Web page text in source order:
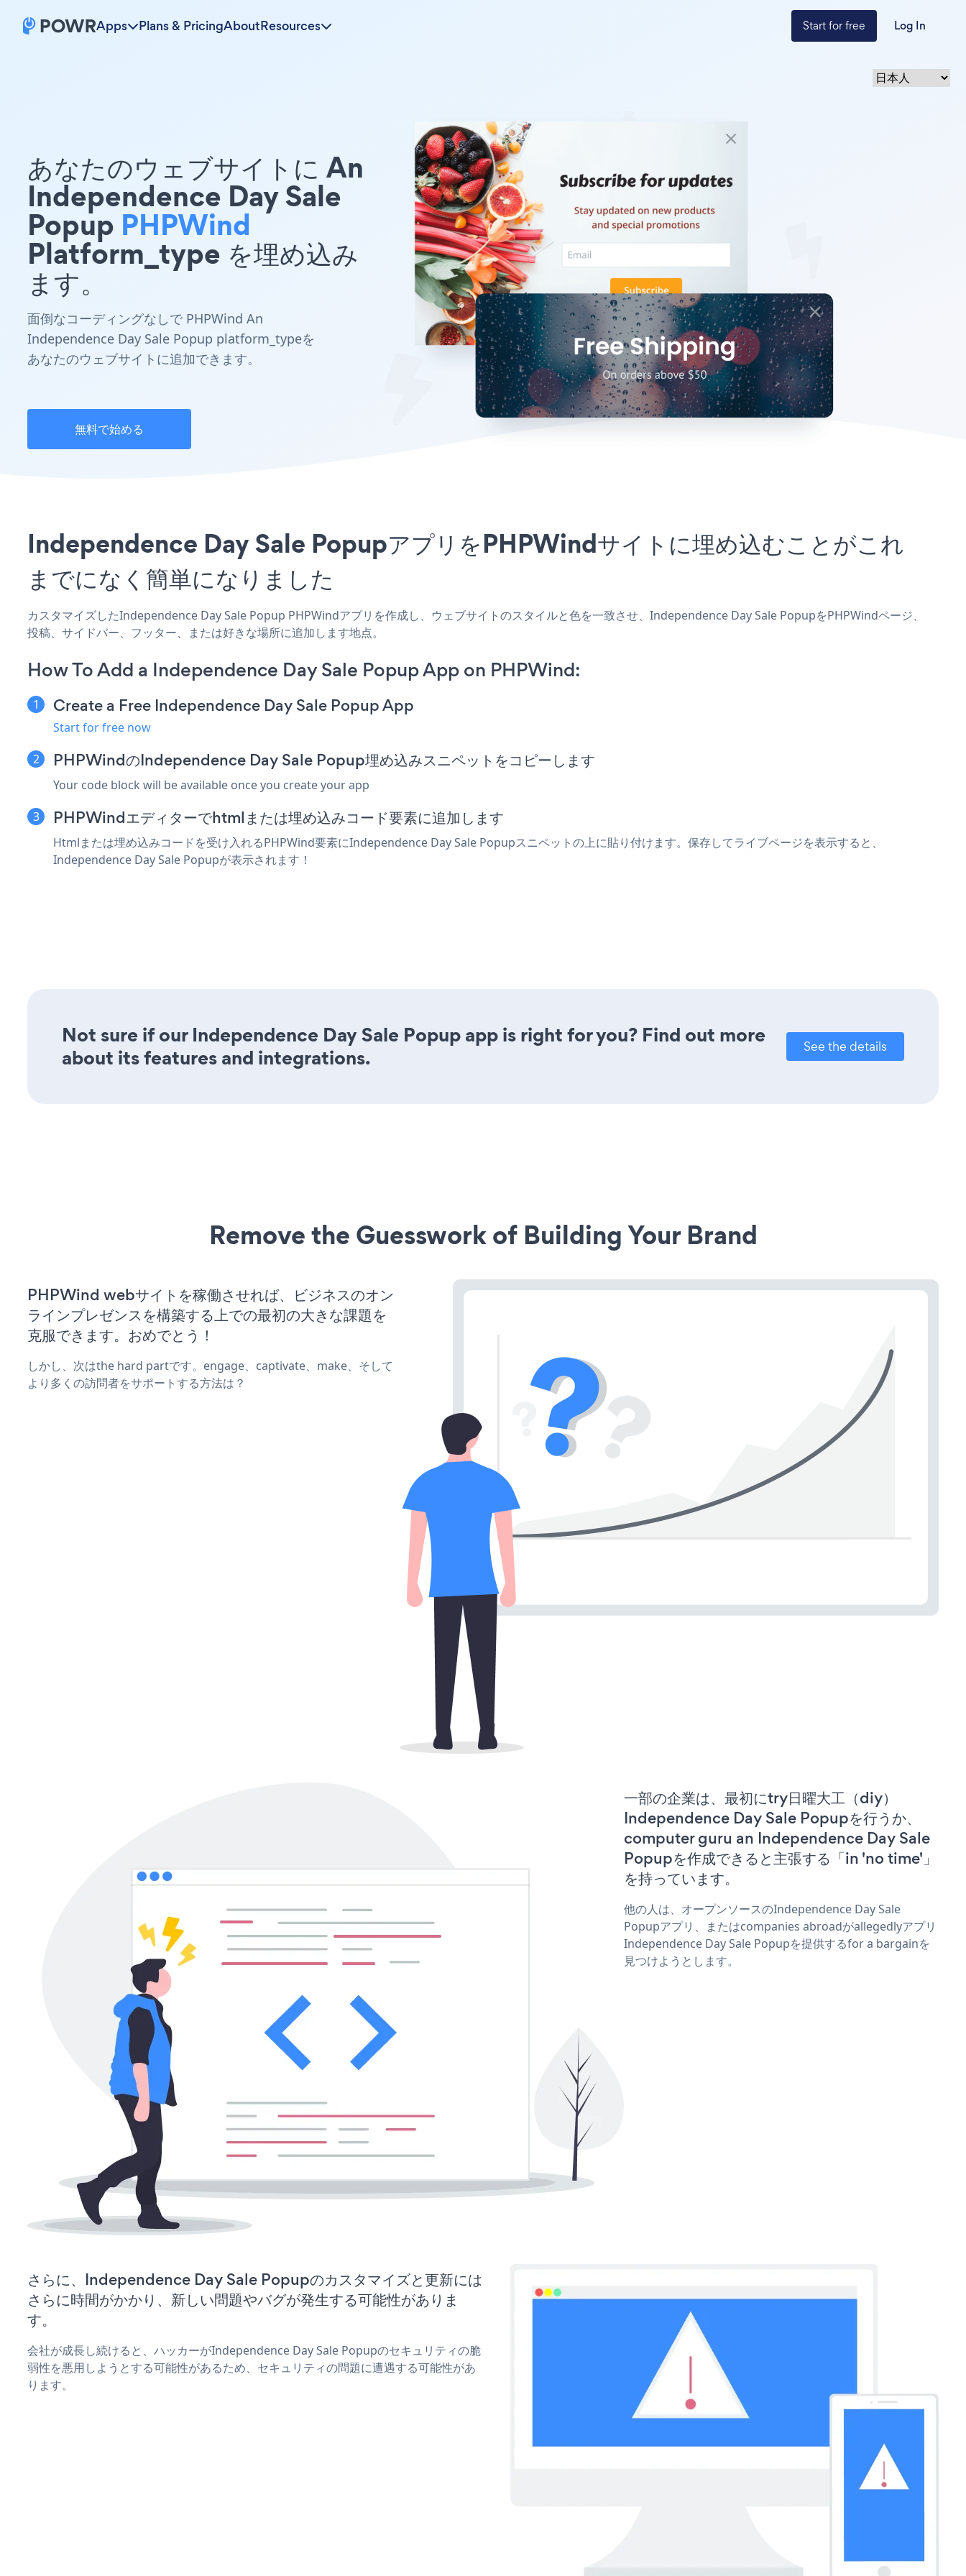
Apps Plans & PricingAboutResources Start for free Log In
あなたのウェブサイトに An
Independence Day Sale
Popup PHPWind
Platform_type を埋め込み
ます。
面倒なコーディングなしで PHPWind An
Independence Day Sale Popup platform_typeを
あなたのウェブサイトに追加できます。
無料で始める
Independence Day Sale PopupアプリをPHPWindサイトに埋め込むことがこれ
までになく簡単になりました
カスタマイズしたIndependence Day Sale Popup PHPWindアプリを作成し、ウェブサイトのスタイルと色を一致させ、Independence Day Sale PopupをPHPWindページ、
投稿、サイドバー、フッター、または好きな場所に追加します地点。
How To Add a Independence Day Sale Popup App on PHPWind:
Create a Free Independence Day Sale Popup App
Start for free now
PHPWindのIndependence Day Sale Popup埋め込みスニペットをコピーします
Your code block will be available once you create your app
PHPWindエディターでhtmlまたは埋め込みコード要素に追加します
Htmlまたは埋め込みコードを受け入れるPHPWind要素にIndependence Day Sale Popupスニペットの上に貼り付けます。保存してライブページを表示すると、
Independence Day Sale Popupが表示されます！
Not sure if our Independence Day Sale Popup app is right for you? Find out more
about its features and integrations.
See the details
Remove the Guesswork of Building Your Brand
PHPWind webサイトを稼働させれば、ビジネスのオン
ラインプレゼンスを構築する上での最初の大きな課題を
克服できます。おめでとう！
しかし、次はthe hard partです。engage、captivate、make、そして
より多くの訪問者をサポートする方法は？
一部の企業は、最初にtry日曜大工（diy）
Independence Day Sale Popupを行うか、
computer guru an Independence Day Sale
Popupを作成できると主張する「in 'no time'」
を持っています。
他の人は、オープンソースのIndependence Day Sale
Popupアプリ、またはcompanies abroadがallegedlyアプリ
Independence Day Sale Popupを提供するfor a bargainを
見つけようとします。
さらに、Independence Day Sale Popupのカスタマイズと更新には
さらに時間がかかり、新しい問題やバグが発生する可能性がありま
す。
会社が成長し続けると、ハッカーがIndependence Day Sale Popupのセキュリティの脆
弱性を悪用しようとする可能性があるため、セキュリティの問題に遭遇する可能性があ
ります。